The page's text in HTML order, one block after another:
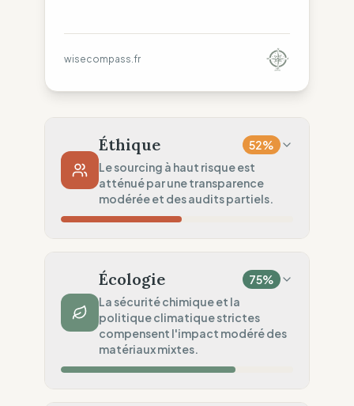
wisecompass.fr
Éthique 52%
Le sourcing à haut risque est
atténué par une transparence
modérée et des audits partiels.
Violations systématiques (Monde)
Traçabilité
Rang 1 & partage ONG
Audits Sociaux
Audits partiels (Chaîne à risque)
Écologie 75%
La sécurité chimique et la
politique climatique strictes
compensent l'impact modéré des
matériaux mixtes.